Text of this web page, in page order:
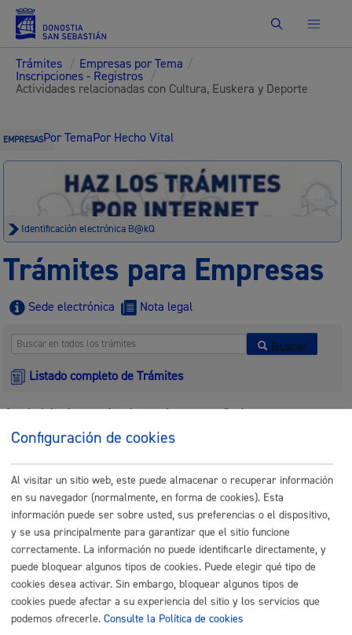
Buscar
Trámites / Empresas por Tema /
Inscripciones - Registros /
Actividades relacionadas con Cultura, Euskera y Deporte
EMPRESASPor TemaPor Hecho Vital
Identificación electrónica B@kQ
Trámites para Empresas
Sede electrónica Nota legal
Buscar
Listado completo de Trámites
Actividades relacionadas con Cultura,
Euskera y Deporte
Consulta, corrección y traducción de textos breves
ONLINE
PRESENCIAL
TELÉFONO
MÁQUINA
Cursos de euskera dirigidos a profesionales del comercio y la
hostelería
Configuración de cookies
Al visitar un sitio web, este puede almacenar o recuperar información
en su navegador (normalmente, en forma de cookies). Esta
información puede ser sobre usted, sus preferencias o el dispositivo,
y se usa principalmente para garantizar que el sitio funcione
correctamente. La información no puede identificarle directamente, y
puede bloquear algunos tipos de cookies. Puede elegir qué tipo de
cookies desea activar. Sin embargo, bloquear algunos tipos de
cookies puede afectar a su experiencia del sitio y los servicios que
podemos ofrecerle. Consulte la Política de cookies